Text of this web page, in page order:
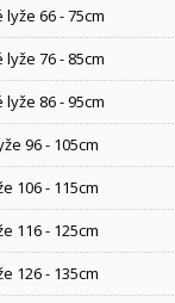
66 - 75cm
76 - 85cm
86 - 95cm
96 - 105cm
106 - 115cm
116 - 125cm
126 - 135cm